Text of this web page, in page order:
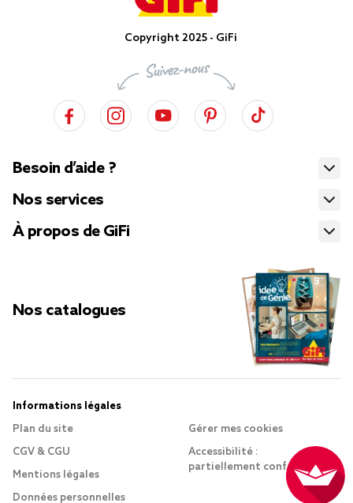
Copyright 2025 - GiFi
Besoin d’aide ?
Nos services
À propos de GiFi
Nos catalogues
Informations légales
Plan du site
CGV & CGU
Mentions légales
Données personnelles
Gérer mes cookies
Accessibilité :
partiellement conforme